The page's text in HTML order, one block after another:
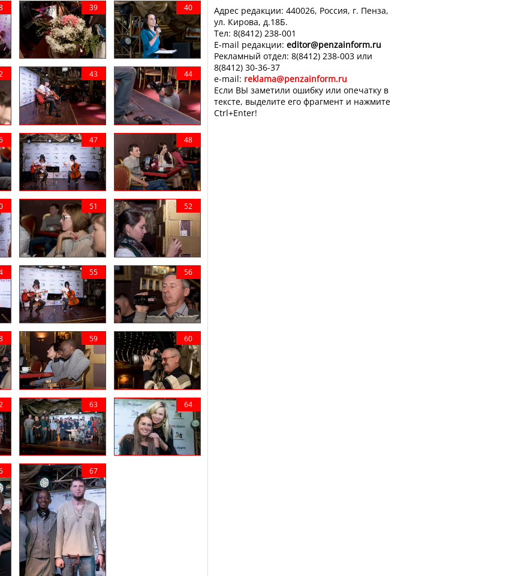
Адрес редакции: 440026, Россия, г. Пенза,
ул. Кирова, д.18Б.
Тел: 8(8412) 238-001
E-mail редакции: editor@penzainform.ru
Рекламный отдел: 8(8412) 238-003 или
8(8412) 30-36-37
e-mail: reklama@penzainform.ru
Если ВЫ заметили ошибку или опечатку в
тексте, выделите его фрагмент и нажмите
Ctrl+Enter!